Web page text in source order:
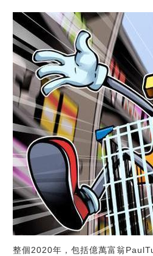
整個2020年，包括億萬富翁